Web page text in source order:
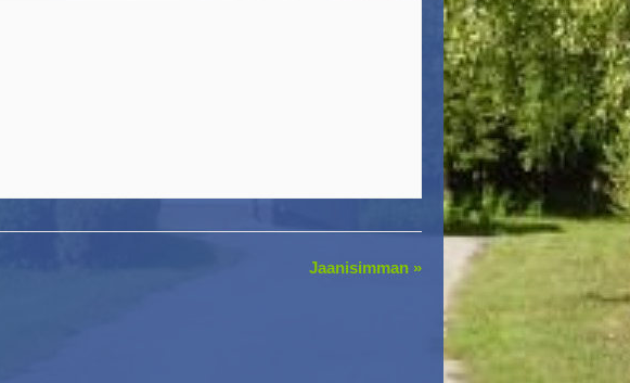
Jaanisimman »